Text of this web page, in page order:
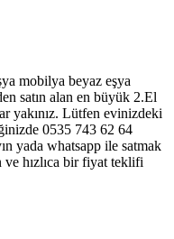
mobilya beyaz eşya
satın alan en büyük 2.El
yakınız. Lütfen evinizdeki
0535 743 62 64
yada whatsapp ile satmak
hızlıca bir fiyat teklifi